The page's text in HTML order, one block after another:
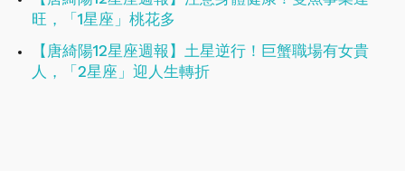
旺，「1星座」桃花多
【唐綺陽12星座週報】土星逆行！巨蟹職場有女貴
人，「2星座」迎人生轉折